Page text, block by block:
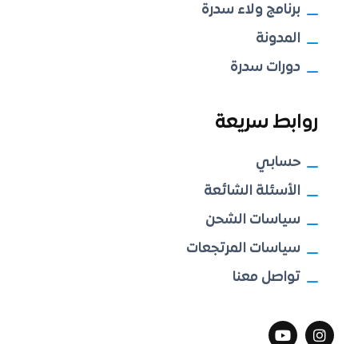
برنامج ولاء سدرة
المدونة
دورات سدرة
روابط سريعة
حسابي
الأسئلة الشائعة
سياسات الشحن
سياسات المرتجعات
تواصل معنا